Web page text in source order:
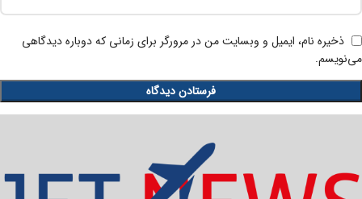
ذخیره نام، ایمیل و وبسایت من در مرورگر برای زمانی که دوباره دیدگاهی
می‌نویسم.